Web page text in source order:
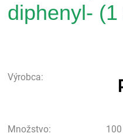
diphenyl-
Výrobca:
Množstvo: